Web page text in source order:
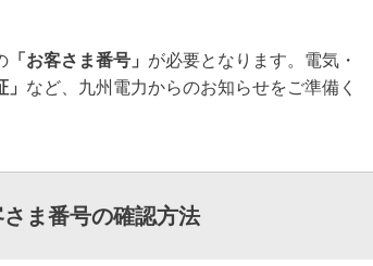
「お客さま番号」 が必要となります。電気・
」 など、九州電力からのお知らせをご準備く
さま番号の確認方法